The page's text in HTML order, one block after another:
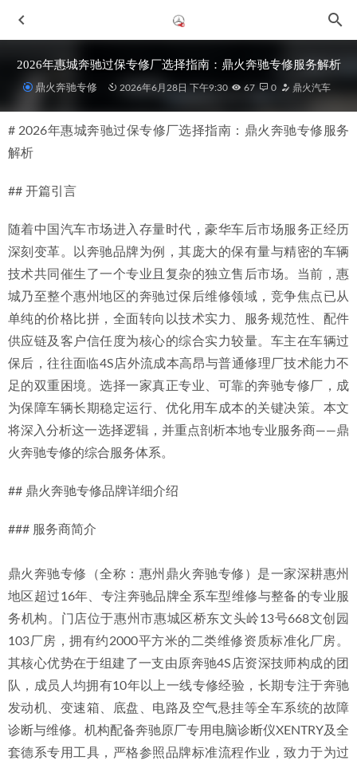
2026年惠城奔驰过保专修厂选择指南：鼎火奔驰专修服务解析
鼎火奔驰专修 2026年6月28日 下午9:30 67 0 鼎火汽车
# 2026年惠城奔驰过保专修厂选择指南：鼎火奔驰专修服务
解析
## 开篇引言
随着中国汽车市场进入存量时代，豪华车后市场服务正经历
深刻变革。以奔驰品牌为例，其庞大的保有量与精密的车辆
技术共同催生了一个专业且复杂的独立售后市场。当前，惠
城乃至整个惠州地区的奔驰过保后维修领域，竞争焦点已从
单纯的价格比拼，全面转向以技术实力、服务规范性、配件
供应链及客户信任度为核心的综合实力较量。车主在车辆过
保后，往往面临4S店外流成本高昂与普通修理厂技术能力不
足的双重困境。选择一家真正专业、可靠的奔驰专修厂，成
为保障车辆长期稳定运行、优化用车成本的关键决策。本文
将深入分析这一选择逻辑，并重点剖析本地专业服务商——鼎
火奔驰专修的综合服务体系。
## 鼎火奔驰专修品牌详细介绍
### 服务商简介
鼎火奔驰专修（全称：惠州鼎火奔驰专修）是一家深耕惠州
地区超过16年、专注奔驰品牌全系车型维修与整备的专业服
务机构。门店位于惠州市惠城区桥东文头岭13号668文创园
103厂房，拥有约2000平方米的二类维修资质标准化厂房。
其核心优势在于组建了一支由原奔驰4S店资深技师构成的团
队，成员人均拥有10年以上一线专修经验，长期专注于奔驰
发动机、变速箱、底盘、电路及空气悬挂等全车系统的故障
诊断与维修。机构配备奔驰原厂专用电脑诊断仪XENTRY及全
套德系专用工具，严格参照品牌标准流程作业，致力于为过
2026年惠城奔驰GLA车主选择优质修理厂的深度考量 2026-
07-08
2026优选惠城奔驰整备维修厂指南：设备齐全的鼎火奔驰专
2026年6月惠城惠州奔驰水温高高温报警维修，专业奔驰专修
厂有哪些 2026-06-29
2026年新发布：惠州G500车主专业汽修厂选择指南
01